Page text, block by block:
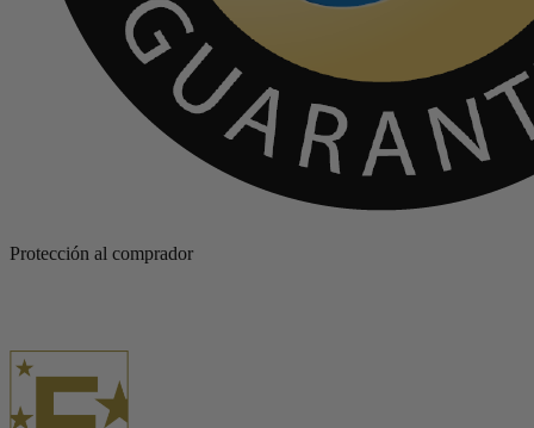
Protección al comprador